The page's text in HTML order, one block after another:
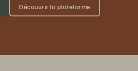
Découvrir la plateforme